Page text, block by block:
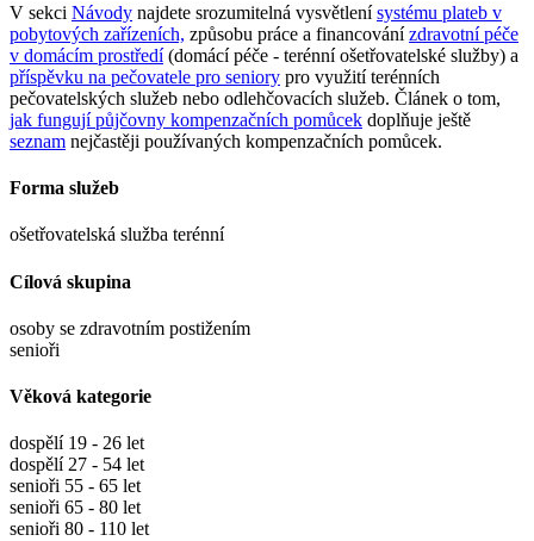
V sekci Návody najdete srozumitelná vysvětlenísystému plateb v
pobytových zařízeních, způsobu práce a financovánízdravotní péče
v domácím prostředí(domácí péče - terénní ošetřovatelské služby) a
příspěvku na pečovatele pro seniory pro využití terénních
pečovatelských služeb nebo odlehčovacích služeb. Článek o tom,
jak fungují půjčovny kompenzačních pomůcek doplňuje ještě
seznam nejčastěji používaných kompenzačních pomůcek.
Forma služeb
ošetřovatelská služba terénní
Cílová skupina
osoby se zdravotním postižením
senioři
Věková kategorie
dospělí 19 - 26 let
dospělí 27 - 54 let
senioři 55 - 65 let
senioři 65 - 80 let
senioři 80 - 110 let